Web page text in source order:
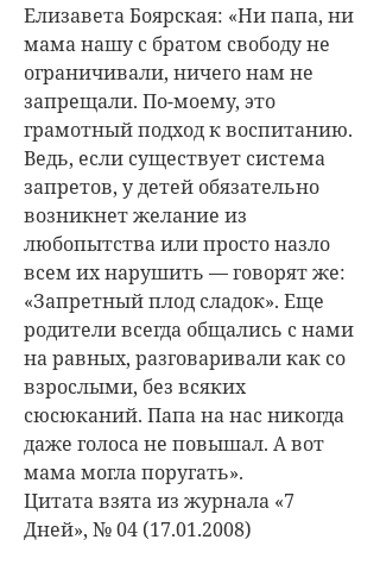
Елизавета Боярская: «Ни папа, ни
мама нашу с братом свободу не
ограничивали, ничего нам не
запрещали. По-моему, это
грамотный подход к воспитанию.
Ведь, если существует система
запретов, у детей обязательно
возникнет желание из
любопытства или просто назло
всем их нарушить — говорят же:
«Запретный плод сладок». Еще
родители всегда общались с нами
на равных, разговаривали как со
взрослыми, без всяких
сюсюканий. Папа на нас никогда
даже голоса не повышал. А вот
мама могла поругать».
Цитата взята из журнала «7
Дней», № 04 (17.01.2008)